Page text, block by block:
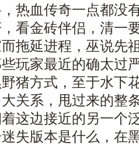
热血传奇一点都没
看金砖伴侣，清一
拖延进程，巫说先
玩家最近的确太过
野猪方式，至于水
关系，甩过来的整
这边接近的另一个
失版本是什么，在